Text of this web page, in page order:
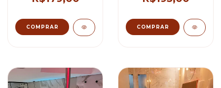
COMPRAR COMPRAR